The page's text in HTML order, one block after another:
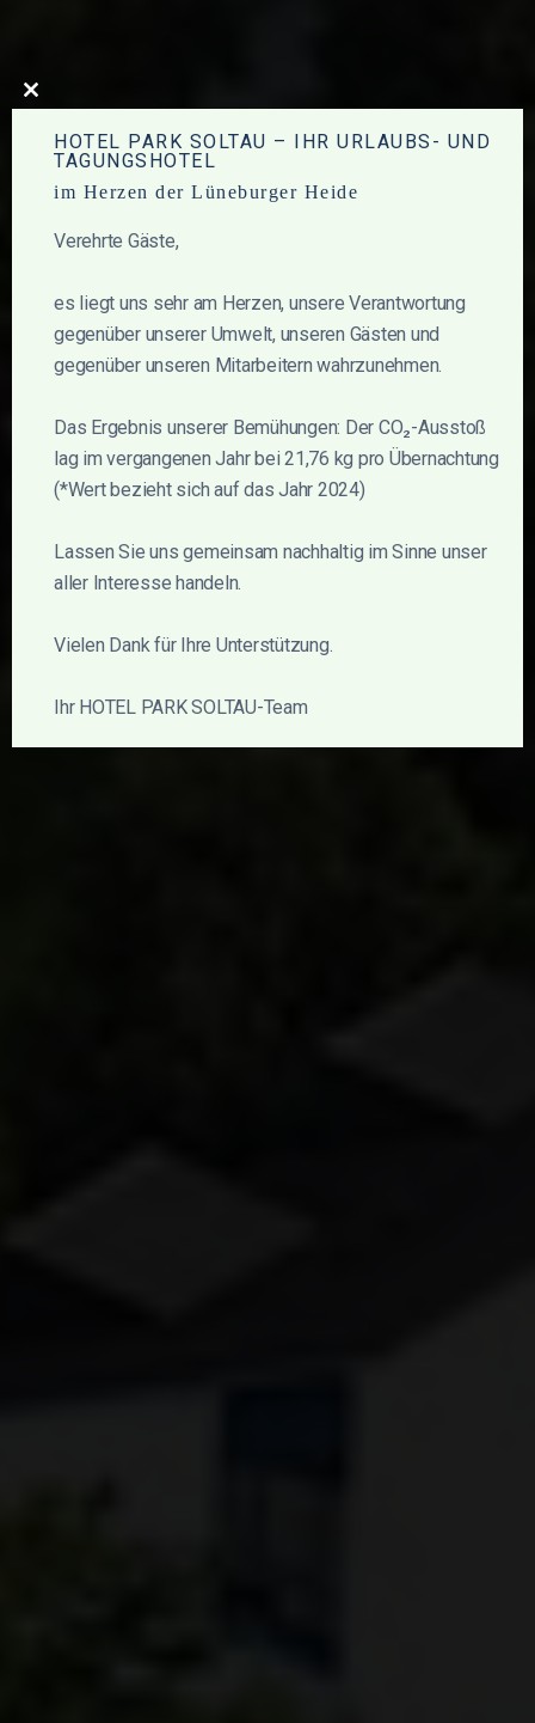
HOTEL PARK
SOLTAU
Ihr Urlaubs- und Tagungshotel im
Close
module
HOTEL PARK SOLTAU – IHR URLAUBS- UND
TAGUNGSHOTEL
im Herzen der Lüneburger Heide
Verehrte Gäste,
es liegt uns sehr am Herzen, unsere Verantwortung
gegenüber unserer Umwelt, unseren Gästen und
gegenüber unseren Mitarbeitern wahrzunehmen.
Das Ergebnis unserer Bemühungen: Der CO₂-Ausstoß
lag im vergangenen Jahr bei 21,76 kg pro Übernachtung
(*Wert bezieht sich auf das Jahr 2024)
Lassen Sie uns gemeinsam nachhaltig im Sinne unser
aller Interesse handeln.
Vielen Dank für Ihre Unterstützung.
Ihr HOTEL PARK SOLTAU-Team